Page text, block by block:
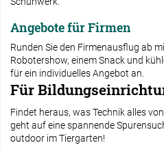
Angebote für Firmen
Runden Sie den Firmenausflug ab
Robotershow, einem Snack und
für ein individuelles Angebot an.
Für
Findet heraus, was Technik alles
geht auf eine spannende
outdoor im Tiergarten!